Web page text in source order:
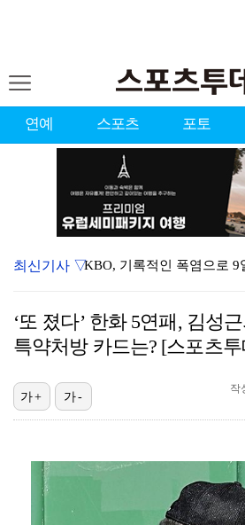
연예 스포츠 포토
최신기사 ▽
‘또 졌다’ 한화 5연패, 김성
특약처방 카드는? [스포츠
작
가+ 가-